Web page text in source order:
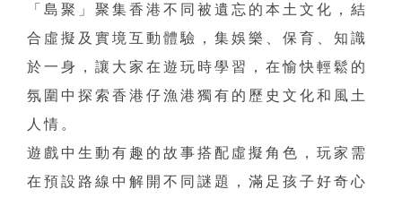
「島聚」聚集香港不同被遺忘的本土文化，結
合虛擬及實境互動體驗，集娛樂、保育、知識
於一身，讓大家在遊玩時學習，在愉快輕鬆的
氛圍中探索香港仔漁港獨有的歷史文化和風土
人情。
遊戲中生動有趣的故事搭配虛擬角色，玩家需
在預設路線中解開不同謎題，滿足孩子好奇心